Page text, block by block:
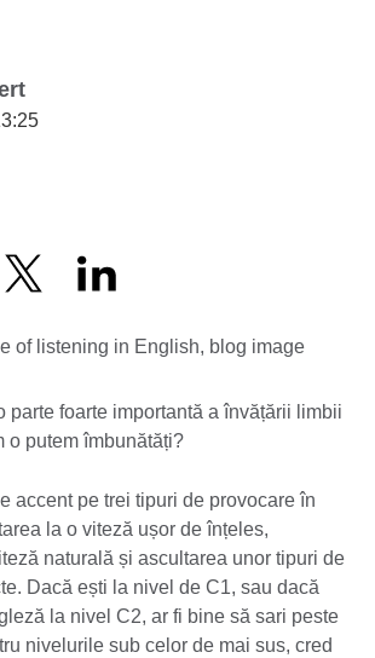
parte foarte importantă a învățării limbii
o putem îmbunătăți?
accent pe trei tipuri de provocare în
la o viteză ușor de înțeles,
naturală și ascultarea unor tipuri de
Dacă ești la nivel de C1, sau dacă
la nivel C2, ar fi bine să sari peste
nivelurile sub celor de mai sus, cred